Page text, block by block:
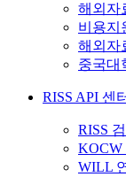
해외자
비용지
해외자
중국대
RISS API 센
RISS
KOCW
WILL